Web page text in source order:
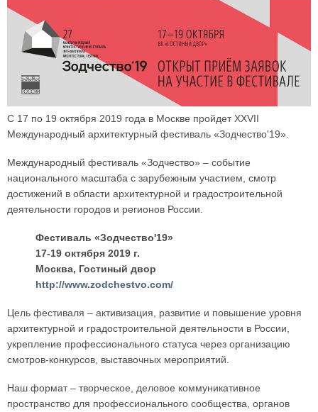
С 17 по 19 октября 2019 года в Москве пройдет XXVII
Международный архитектурный фестиваль «Зодчество'19».
Международный фестиваль «Зодчество» – событие
национального масштаба с зарубежным участием, смотр
достижений в области архитектурной и градостроительной
деятельности городов и регионов России.
Фестиваль «Зодчество'19»
17-19 октября 2019 г.
Москва, Гостиный двор
http://www.zodchestvo.com/
Цель фестиваля – активизация, развитие и повышение уровня
архитектурной и градостроительной деятельности в России,
укрепление профессионального статуса через организацию
смотров-конкурсов, выставочных мероприятий.
Наш формат – творческое, деловое коммуникативное
пространство для профессионального сообщества, органов